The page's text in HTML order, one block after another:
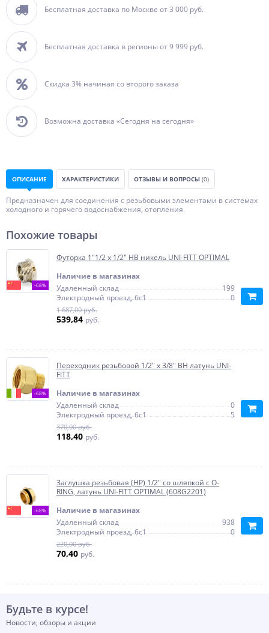
Бесплатная доставка по Москве от 3 000 руб.
Бесплатная доставка в регионы от 9 999 руб.
Скидка 3% начиная со второго заказа
Возможна доставка «Сегодня на сегодня»
ОПИСАНИЕ ХАРАКТЕРИСТИКИ ОТЗЫВЫ И ВОПРОСЫ (0)
Предназначен для соединения с резьбовыми элементами в системах
холодного и горячего водоснабжения, отопления.
Похожие товары
-68%
Футорка 1"1/2 x 1/2" НВ никель UNI-FITT OPTIMAL
Наличие в магазинах
Удаленный склад
199
Электродный проезд, 6с1
0
1 687,00 руб.
539,84 руб.
-68%
Переходник резьбовой 1/2" х 3/8" ВН латунь UNI-
FITT
Наличие в магазинах
Удаленный склад
0
Электродный проезд, 6с1
5
370,00 руб.
118,40 руб.
-68%
Заглушка резьбовая (НР) 1/2" со шляпкой с O-
RING, латунь UNI-FITT OPTIMAL (608G2201)
Наличие в магазинах
Удаленный склад
938
Электродный проезд, 6с1
0
220,00 руб.
70,40 руб.
Будьте в курсе!
Новости, обзоры и акции